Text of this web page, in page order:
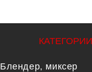
КАТЕГОРИИ
Блендер, миксер